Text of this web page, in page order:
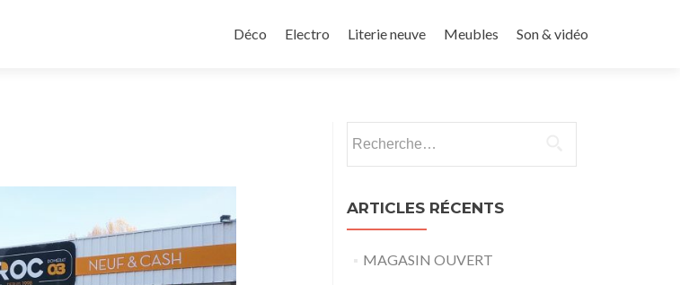
Déco
Electro Literie neuve Meubles Son & vidéo
ARTICLES RÉCENTS
MAGASIN OUVERT